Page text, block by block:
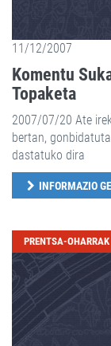
11/12/2007
Komentu
Topaketa
2007/07/20 Ate
bertan,
dastatuko dira
INFORMAZIO
PRENTSA-OHARRAK